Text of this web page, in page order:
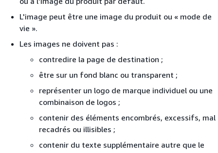
L'image peut être une image du produit ou « mode de
vie ».
Les images ne doivent pas :
contredire la page de destination ;
être sur un fond blanc ou transparent ;
représenter un logo de marque individuel ou une
combinaison de logos ;
contenir des éléments encombrés, excessifs, mal
recadrés ou illisibles ;
contenir du texte supplémentaire autre que le